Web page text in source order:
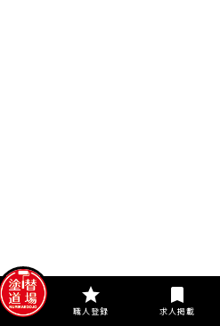
star
職人登録
bookmark
求人掲載